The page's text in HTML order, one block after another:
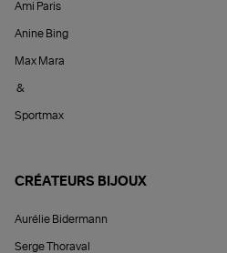
Ami Paris
Anine Bing
Max Mara
&
Sportmax
CRÉATEURS BIJOUX
Aurélie Bidermann
Serge Thoraval